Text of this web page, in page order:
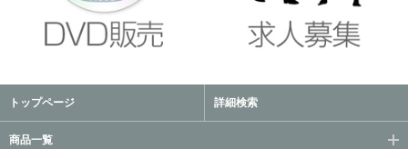
トップページ 詳細検索
商品一覧